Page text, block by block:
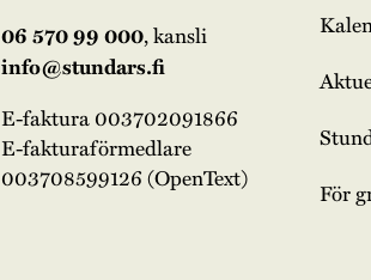
06 570 99 000, kansli
info@stundars.fi
E-faktura 003702091866
E-fakturaförmedlare
003708599126 (OpenText)
För